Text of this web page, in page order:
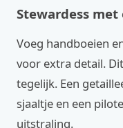
Stewardess
Voeg handboeien
voor extra detail.
tegelijk. Een
sjaaltje en een
uitstraling.